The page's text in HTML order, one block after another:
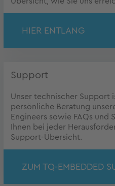
HIER ENTLANG
Support
Unser technischer Support
persönliche Beratung
Engineers sowie FAQs
Ihnen bei jeder
Support-Übersicht.
ZUM TQ-EMBEDDED